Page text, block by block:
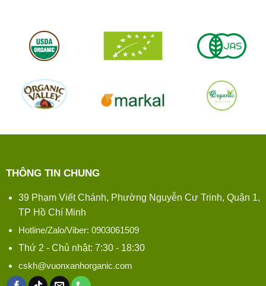
THÔNG TIN CHUNG
39 Phạm Viết Chánh, Phường Nguyễn Cư Trinh, Quận 1,
TP Hồ Chí Minh
Hotline/Zalo/Viber: 0903061509
Thứ 2 - Chủ nhật: 7:30 - 18:30
cskh@vuonxanhorganic.com